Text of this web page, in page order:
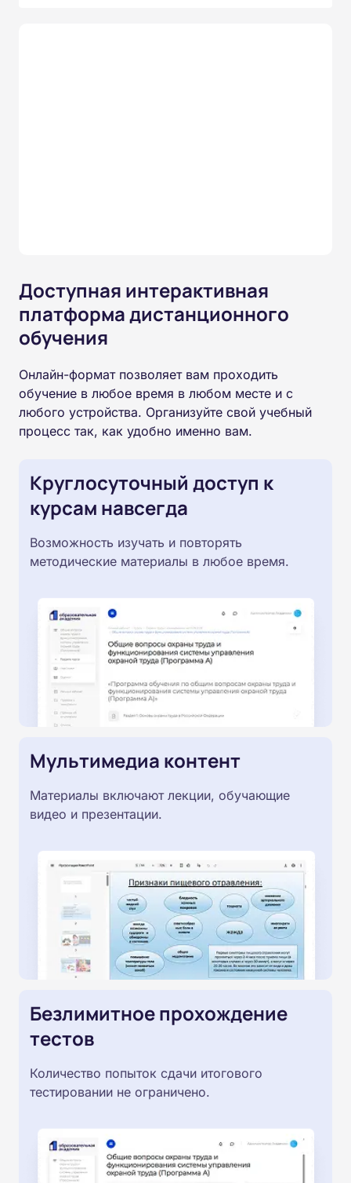
Доступная интерактивная
платформа дистанционного
обучения
Онлайн-формат позволяет вам проходить
обучение в любое время в любом месте и с
любого устройства. Организуйте свой учебный
процесс так, как удобно именно вам.
Круглосуточный доступ к
курсам навсегда
Возможность изучать и повторять
методические материалы в любое время.
Мультимедиа контент
Материалы включают лекции, обучающие
видео и презентации.
Безлимитное прохождение
тестов
Количество попыток сдачи итогового
тестировании не ограничено.